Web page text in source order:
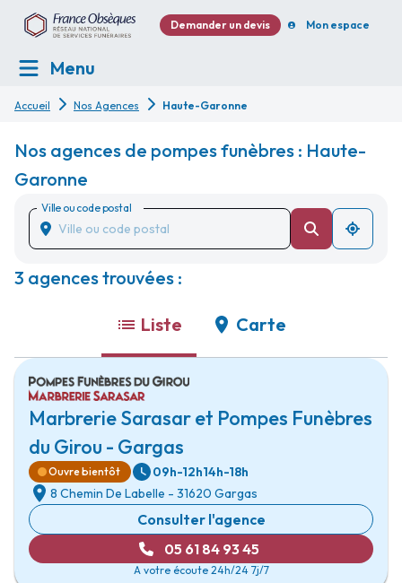
Demander un devis Mon espace
Menu
Accueil Nos Agences Haute-Garonne
Nos agences de pompes funèbres : Haute-
Garonne
Ville ou code postal
3 agences trouvées :
Liste Carte
Marbrerie Sarasar et Pompes Funèbres
du Girou - Gargas
Ouvre bientôt 09h-12h14h-18h
8 Chemin De Labelle - 31620 Gargas
Consulter l'agence
05 61 84 93 45
A votre écoute 24h/24 7j/7